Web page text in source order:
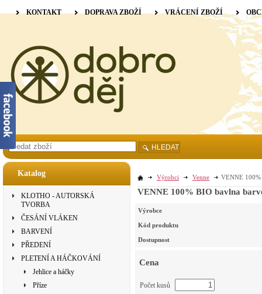
Katalog
KLOTHO - AUTORSKÁ
TVORBA
ČESÁNÍ VLÁKEN
BARVENÍ
PŘEDENÍ
PLETENÍ A HÁČKOVÁNÍ
Jehlice a háčky
Příze
Výrobci Venne VENNE
VENNE 100% BIO bavlna
Výrobce
Kód produktu
Dostupnost
Cena
Počet kusů
KONTAKT DOPRAVA ZBOŽÍ VRÁCENÍ ZBOŽÍ
HLEDAT